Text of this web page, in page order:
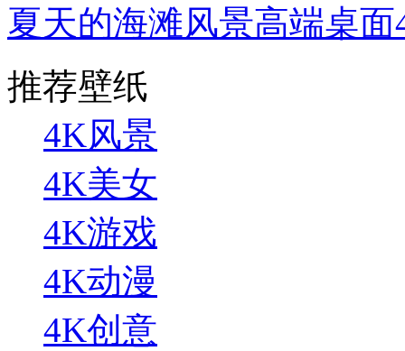
夏天的海滩风景高端桌
推荐壁纸
4K风景
4K美女
4K游戏
4K动漫
4K创意